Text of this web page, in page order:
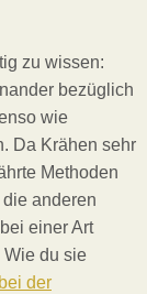
zu wissen:
bezüglich
wie
Da Krähen sehr
Methoden
anderen
einer Art
Wie du sie
der